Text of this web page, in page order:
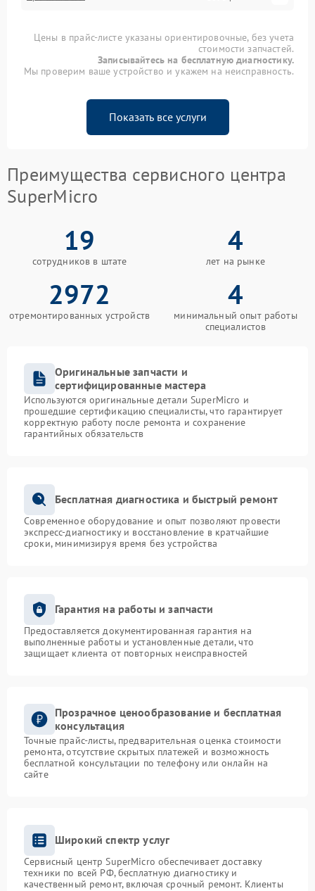
Цены в прайс-листе указаны ориентировочные, без учета
стоимости запчастей.
Записывайтесь на бесплатную диагностику.
Мы проверим ваше устройство и укажем на неисправность.
Показать все услуги
Преимущества сервисного центра
SuperMicro
19
сотрудников в штате
4
лет на рынке
2972
отремонтированных устройств
4
минимальный опыт работы
специалистов
Оригинальные запчасти и
сертифицированные мастера
Используются оригинальные детали SuperMicro и
прошедшие сертификацию специалисты, что гарантирует
корректную работу после ремонта и сохранение
гарантийных обязательств
Бесплатная диагностика и быстрый ремонт
Современное оборудование и опыт позволяют провести
экспресс-диагностику и восстановление в кратчайшие
сроки, минимизируя время без устройства
Гарантия на работы и запчасти
Предоставляется документированная гарантия на
выполненные работы и установленные детали, что
защищает клиента от повторных неисправностей
Прозрачное ценообразование и бесплатная
консультация
Точные прайс-листы, предварительная оценка стоимости
ремонта, отсутствие скрытых платежей и возможность
бесплатной консультации по телефону или онлайн на
сайте
Широкий спектр услуг
Сервисный центр SuperMicro обеспечивает доставку
техники по всей РФ, бесплатную диагностику и
качественный ремонт, включая срочный ремонт. Клиенты